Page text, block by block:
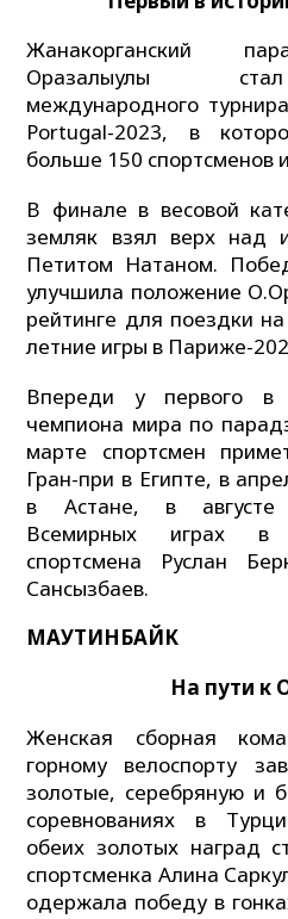
Жанакорганский
Оразалыулы
международного
Portugal-2023, в
больше 150 спортсменов
В финале в весовой
земляк взял верх над
Петитом Натаном.
улучшила положение
рейтинге для поездки
летние игры в Париже-
Впереди у первого в
чемпиона мира по
марте спортсмен
Гран-при в Египте, в
в Астане, в августе
Всемирных играх в
спортсмена Руслан
Сансызбаев.
МАУТИНБАЙК
На пути к
Женская сборная
горному велоспорту
золотые, серебряную и
соревнованиях в
обеих золотых наград
спортсменка Алина
одержала победу в